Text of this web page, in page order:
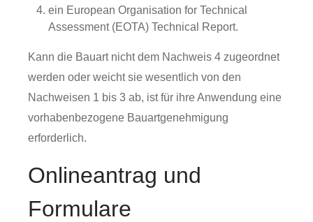
ein European Organisation for Technical
Assessment (EOTA) Technical Report.
Kann die Bauart nicht dem Nachweis 4 zugeordnet
werden oder weicht sie wesentlich von den
Nachweisen 1 bis 3 ab, ist für ihre Anwendung eine
vorhabenbezogene Bauartgenehmigung
erforderlich.
Onlineantrag und
Formulare